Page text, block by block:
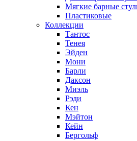
Мягкие барные
Пластиковые
Коллекции
Тантос
Тенея
Эйден
Мони
Барли
Даксон
Миэль
Рэди
Кен
Мэйтон
Кейн
Бергольф